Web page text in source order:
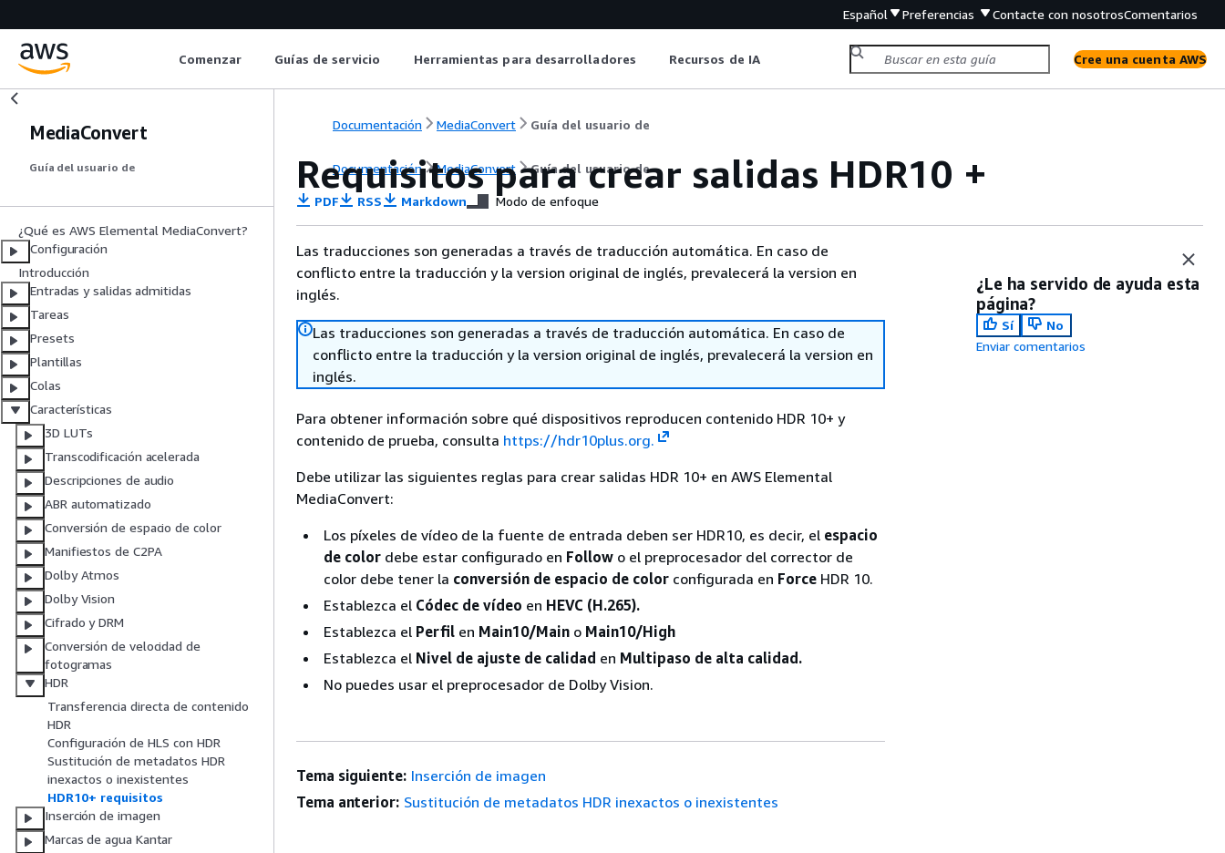
Español Preferencias Contacte con nosotrosComentarios
Comenzar Guías de servicio Herramientas para desarrolladores Recursos de IA Cree una cuenta AWS
MediaConvert
Guía del usuario de
¿Qué es AWS Elemental MediaConvert?
Configuración
Introducción
Entradas y salidas admitidas
Tareas
Presets
Plantillas
Colas
Características
3D LUTs
Transcodificación acelerada
Descripciones de audio
ABR automatizado
Conversión de espacio de color
Manifiestos de C2PA
Dolby Atmos
Dolby Vision
Cifrado y DRM
Conversión de velocidad de
fotogramas
HDR
Transferencia directa de contenido
HDR
Configuración de HLS con HDR
Sustitución de metadatos HDR
inexactos o inexistentes
HDR10+ requisitos
Inserción de imagen
Marcas de agua Kantar
Documentación MediaConvert Guía del usuario de
Documentación MediaConvert Guía del usuario de
Requisitos para crear salidas HDR10 +
PDF RSS Markdown Modo de enfoque
Las traducciones son generadas a través de traducción automática. En caso de
conflicto entre la traducción y la version original de inglés, prevalecerá la version en
inglés.
Las traducciones son generadas a través de traducción automática. En caso de
conflicto entre la traducción y la version original de inglés, prevalecerá la version en
inglés.
Para obtener información sobre qué dispositivos reproducen contenido HDR 10+ y
contenido de prueba, consulta https://hdr10plus.org.
Debe utilizar las siguientes reglas para crear salidas HDR 10+ en AWS Elemental
MediaConvert:
Los píxeles de vídeo de la fuente de entrada deben ser HDR10, es decir, el espacio
de color debe estar configurado en Follow o el preprocesador del corrector de
color debe tener la conversión de espacio de color configurada en Force HDR 10.
Establezca el Códec de vídeo en HEVC (H.265).
Establezca el Perfil en Main10/Main o Main10/High
Establezca el Nivel de ajuste de calidad en Multipaso de alta calidad.
No puedes usar el preprocesador de Dolby Vision.
¿Le ha servido de ayuda esta
página?
Sí
No
Enviar comentarios
Tema siguiente: Inserción de imagen
Tema anterior: Sustitución de metadatos HDR inexactos o inexistentes